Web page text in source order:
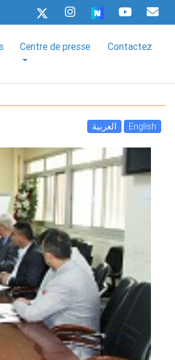
Centre de presse Contactez
العربية English